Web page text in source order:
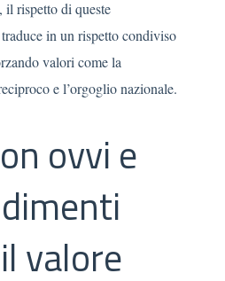
il rispetto di queste
in un rispetto condiviso
valori come la
e l’orgoglio nazionale.
ovvi e
valore